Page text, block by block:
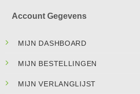
Account Gegevens
MIJN DASHBOARD
MIJN BESTELLINGEN
MIJN VERLANGLIJST